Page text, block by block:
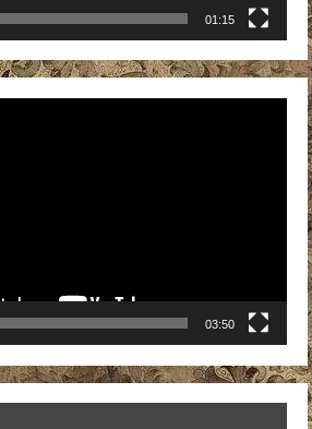
01:15
03:50